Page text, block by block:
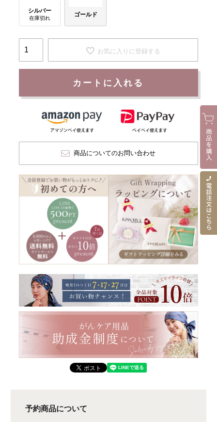
シルバー
在庫切れ
ゴールド
お気に入りに登録する
カートに入れる
商品についてのお問い合わせ
予約商品について